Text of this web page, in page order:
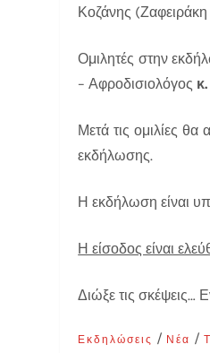
Κοζάνης
Ομιλητές στην
– Αφροδισιολόγος
Μετά τις ομιλίες θα
εκδήλωσης.
Η εκδήλωση είναι
Η είσοδος είναι
Διώξε τις σκέψεις…
Εκδηλώσεις / Νέα /